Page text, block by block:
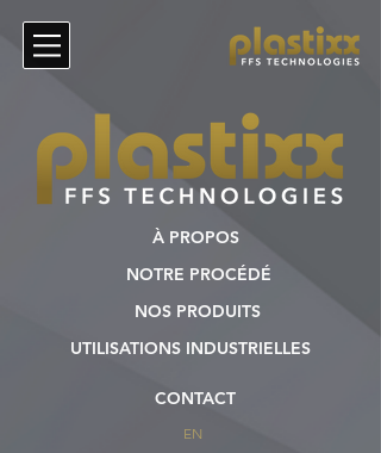
À PROPOS
NOTRE PROCÉDÉ
NOS PRODUITS
UTILISATIONS INDUSTRIELLES
CONTACT
EN